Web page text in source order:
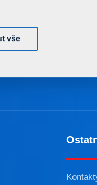
450 111
vše